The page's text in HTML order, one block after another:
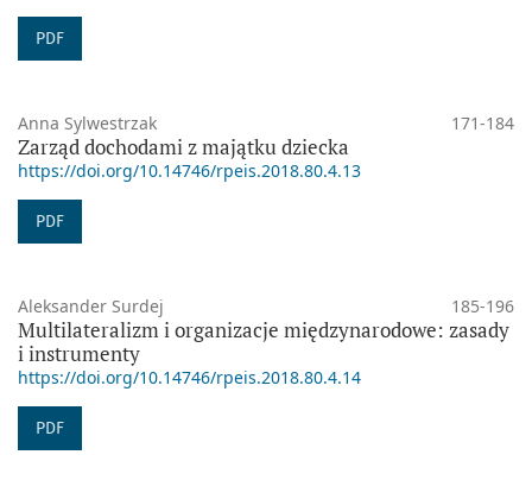
PDF
Anna Sylwestrzak 171-184
Zarząd dochodami z majątku dziecka
https://doi.org/10.14746/rpeis.2018.80.4.13
PDF
Aleksander Surdej 185-196
Multilateralizm i organizacje międzynarodowe: zasady
i instrumenty
https://doi.org/10.14746/rpeis.2018.80.4.14
PDF